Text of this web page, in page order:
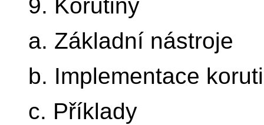
9. Korutiny
a. Základní nástroje
b. Implementace
c. Příklady